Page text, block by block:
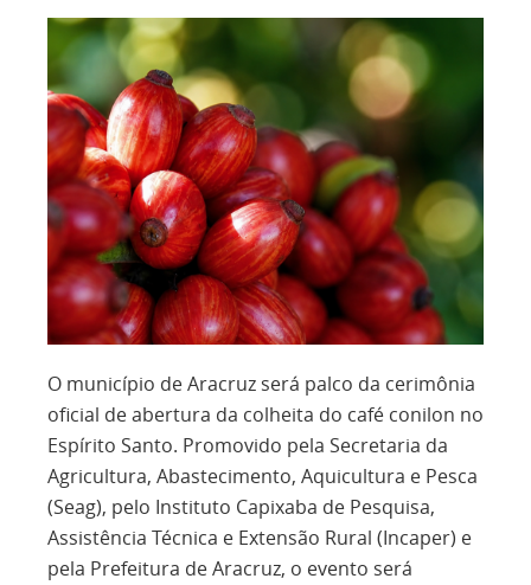
O município de Aracruz será palco da cerimônia
oficial de abertura da colheita do café conilon no
Espírito Santo. Promovido pela Secretaria da
Agricultura, Abastecimento, Aquicultura e Pesca
(Seag), pelo Instituto Capixaba de Pesquisa,
Assistência Técnica e Extensão Rural (Incaper) e
pela Prefeitura de Aracruz, o evento será